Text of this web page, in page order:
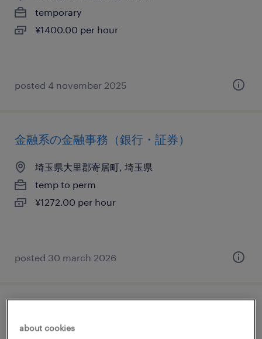
temporary
¥1400.00 per hour
posted 4 november 2025
金融系の金融事務（銀行・証券）
埼玉県大里郡寄居町, 埼玉県
temp to perm
¥1272.00 per hour
posted 30 march 2026
グ・梱包、食品加工・検査・袋詰め、検
about cookies